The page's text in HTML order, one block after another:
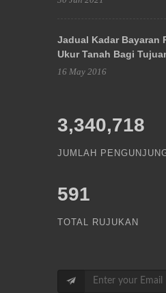
Jadual Kadar Bayaran
Ukur Tanah Bagi
16 May 2016
3,340,718
JUMLAH
591
TOTAL RUJUKAN